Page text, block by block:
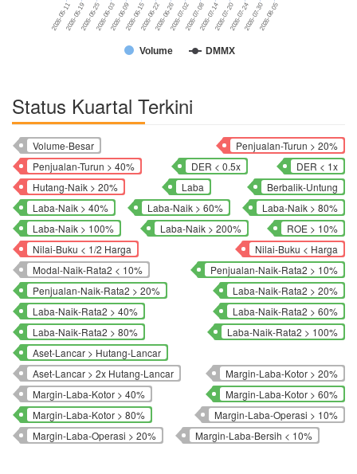
Volume DMMX
2026-05-11 2026-06-03 2026-06-22 2026-07-08 2026-07-24
2026-05-192026-05-25 2026-06-092026-06-15 2026-06-262026-07-02 2026-07-142026-07-20 2026-07-302026-08-05
Status Kuartal Terkini
Volume-Besar
Penjualan-Turun > 20%
Penjualan-Turun > 40%
DER < 0.5x
DER < 1x
Hutang-Naik > 20%
Laba
Berbalik-Untung
Laba-Naik > 40%
Laba-Naik > 60%
Laba-Naik > 80%
Laba-Naik > 100%
Laba-Naik > 200%
ROE > 10%
Nilai-Buku < 1/2 Harga
Nilai-Buku < Harga
Modal-Naik-Rata2 < 10%
Penjualan-Naik-Rata2 > 10%
Penjualan-Naik-Rata2 > 20%
Laba-Naik-Rata2 > 20%
Laba-Naik-Rata2 > 40%
Laba-Naik-Rata2 > 60%
Laba-Naik-Rata2 > 80%
Laba-Naik-Rata2 > 100%
Aset-Lancar > Hutang-Lancar
Aset-Lancar > 2x Hutang-Lancar
Margin-Laba-Kotor > 20%
Margin-Laba-Kotor > 40%
Margin-Laba-Kotor > 60%
Margin-Laba-Kotor > 80%
Margin-Laba-Operasi > 10%
Margin-Laba-Operasi > 20%
Margin-Laba-Bersih < 10%